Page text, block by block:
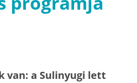
van: a Sulinyugi lett